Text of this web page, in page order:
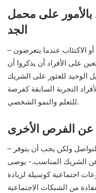
بالأمور على محمل
الجد
– يجب على الأفراد أن لا يشعروا بالإحباط أو الاكتئاب عندما يتعرضون
على الأفراد أن يذكروا أن
الوحيد للعثور على الشريك
التجربة السابقة كفرصة
للتعلم والنمو الشخصي.
عن الفرص الأخرى
– يشكل تطبيق التعارف وسيلة مهمة للتواصل ولكن يجب أن يتوفر
عن الشريك المناسب.- يوصى
اجتماعية كوسيلة لزيادة
من الشبكات الاجتماعية